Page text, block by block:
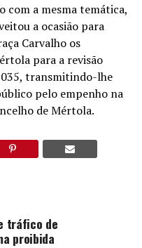
com a mesma temática,
a ocasião para
Carvalho os
para a revisão
transmitindo-lhe
pelo empenho na
de Mértola.
tráfico de
proibida